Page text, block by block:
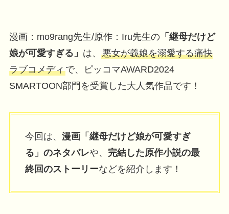
漫画：mo9rang先生/原作：Iru先生の「継母だけど
娘が可愛すぎる」 は、 悪女が義娘を溺愛する痛快
ラブコメディで、ピッコマAWARD2024
SMARTOON部門を受賞した大人気作品です！
今回は、 漫画「継母だけど娘が可愛すぎ
る」のネタバレや、 完結した原作小説の最
終回のストーリーなどを紹介します！